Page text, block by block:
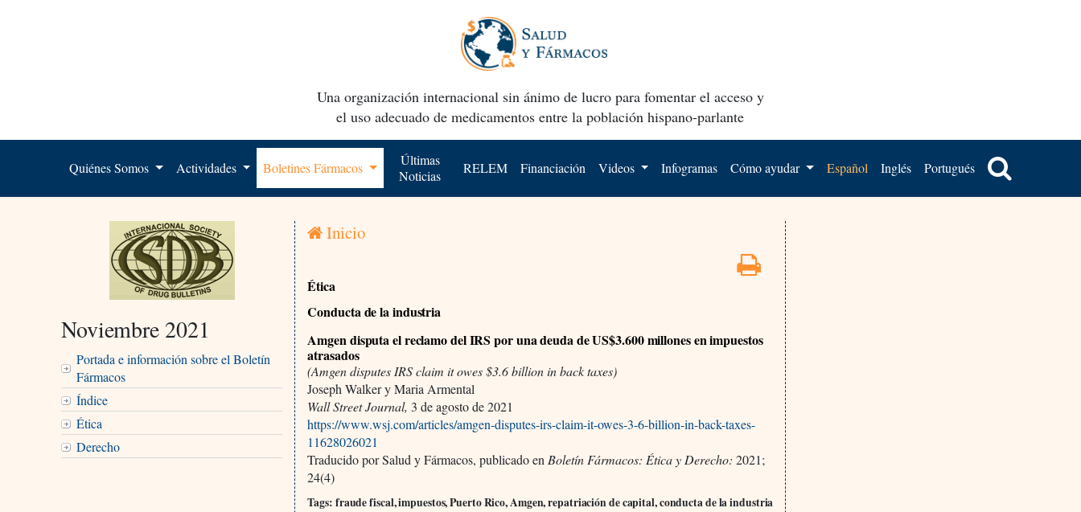
Una organización internacional sin ánimo de lucro para fomentar el acceso y
el uso adecuado de medicamentos entre la población hispano-parlante
Quiénes Somos Actividades Boletines Fármacos
Últimas
Noticias
RELEM Financiación Videos Infogramas Cómo ayudar Español Inglés Portugués
Noviembre 2021
Portada e información sobre el Boletín
Fármacos
Índice
Ética
Derecho
Inicio
Ética
Conducta de la industria
Amgen disputa el reclamo del IRS por una deuda de US$3.600 millones en impuestos
atrasados
(Amgen disputes IRS claim it owes $3.6 billion in back taxes)
Joseph Walker y Maria Armental
Wall Street Journal, 3 de agosto de 2021
https://www.wsj.com/articles/amgen-disputes-irs-claim-it-owes-3-6-billion-in-back-taxes-
11628026021
Traducido por Salud y Fármacos, publicado en Boletín Fármacos: Ética y Derecho: 2021;
24(4)
Tags: fraude fiscal, impuestos, Puerto Rico, Amgen, repatriación de capital, conducta de la industria